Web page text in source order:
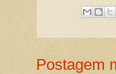
Postagem